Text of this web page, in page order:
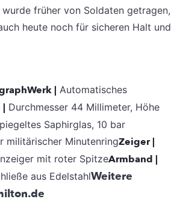
früher von Soldaten getragen,
heute noch für sicheren Halt und
Werk | Automatisches
| Durchmesser 44 Millimeter, Höhe
Saphirglas, 10 bar
militärischer MinutenringZeiger |
mit roter SpitzeArmband |
aus EdelstahlWeitere